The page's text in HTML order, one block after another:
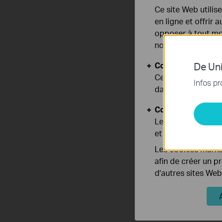
De
Infos
Ce site Web
en ligne et offrir
opposer à tout
notre
Cookies basiques
Ces cookies sont
dans vos
Cookies
Les cookies
et ajuster les
Les cookies
afin de créer un
d'autres sites